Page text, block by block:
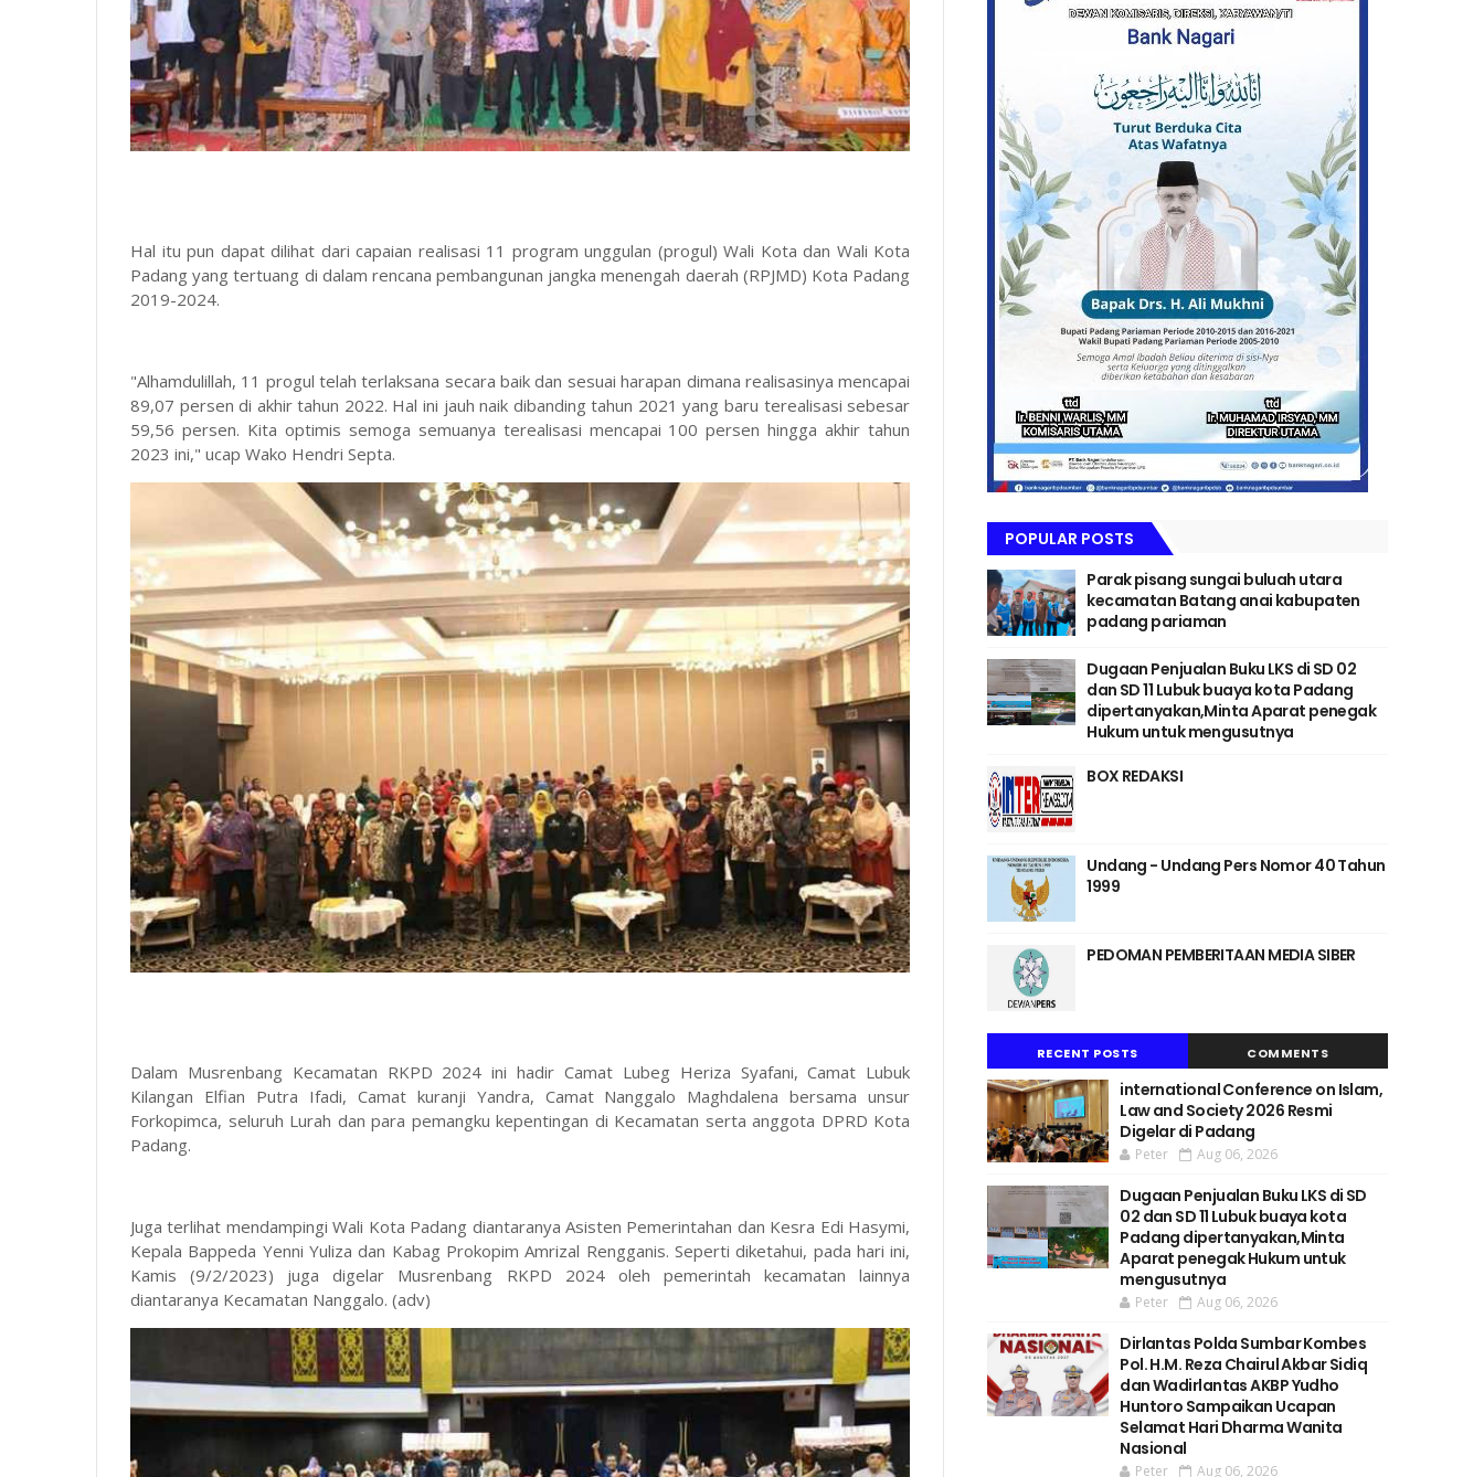
Hal itu pun dapat dilihat dari capaian realisasi 11 program unggulan (progul) Wali Kota dan Wali Kota
Padang yang tertuang di dalam rencana pembangunan jangka menengah daerah (RPJMD) Kota Padang
2019-2024.
"Alhamdulillah, 11 progul telah terlaksana secara baik dan sesuai harapan dimana realisasinya mencapai
89,07 persen di akhir tahun 2022. Hal ini jauh naik dibanding tahun 2021 yang baru terealisasi sebesar
59,56 persen. Kita optimis semoga semuanya terealisasi mencapai 100 persen hingga akhir tahun
2023 ini," ucap Wako Hendri Septa.
Dalam Musrenbang Kecamatan RKPD 2024 ini hadir Camat Lubeg Heriza Syafani, Camat Lubuk
Kilangan Elfian Putra Ifadi, Camat kuranji Yandra, Camat Nanggalo Maghdalena bersama unsur
Forkopimca, seluruh Lurah dan para pemangku kepentingan di Kecamatan serta anggota DPRD Kota
Padang.
Juga terlihat mendampingi Wali Kota Padang diantaranya Asisten Pemerintahan dan Kesra Edi Hasymi,
Kepala Bappeda Yenni Yuliza dan Kabag Prokopim Amrizal Rengganis. Seperti diketahui, pada hari ini,
Kamis (9/2/2023) juga digelar Musrenbang RKPD 2024 oleh pemerintah kecamatan lainnya
diantaranya Kecamatan Nanggalo. (adv)
POPULAR POSTS
Parak pisang sungai buluah utara
kecamatan Batang anai kabupaten
padang pariaman
Dugaan Penjualan Buku LKS di SD 02
dan SD 11 Lubuk buaya kota Padang
dipertanyakan,Minta Aparat penegak
Hukum untuk mengusutnya
BOX REDAKSI
Undang - Undang Pers Nomor 40 Tahun
1999
PEDOMAN PEMBERITAAN MEDIA SIBER
RECENT POSTS COMMENTS
international Conference on Islam,
Law and Society 2026 Resmi
Digelar di Padang
Peter Aug 06, 2026
Dugaan Penjualan Buku LKS di SD
02 dan SD 11 Lubuk buaya kota
Padang dipertanyakan,Minta
Aparat penegak Hukum untuk
mengusutnya
Peter Aug 06, 2026
Dirlantas Polda Sumbar Kombes
Pol. H.M. Reza Chairul Akbar Sidiq
dan Wadirlantas AKBP Yudho
Huntoro Sampaikan Ucapan
Selamat Hari Dharma Wanita
Nasional
Peter Aug 06, 2026